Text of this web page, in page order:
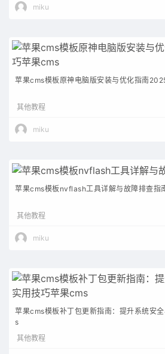
miku
苹果cms模板原神电脑版安装与优化指南
其他教程
miku
苹果cms模板nvflash工具详解与故障排查指
其他教程
miku
苹果cms模板补丁包更新指南：提升系统安
s
其他教程